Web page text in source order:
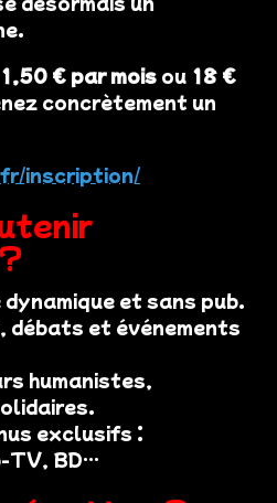
1,50 € par mois ou 18 €
concrètement un
inscription/
et sans pub.
débats et événements
humanistes,
exclusifs :
TV, BD…